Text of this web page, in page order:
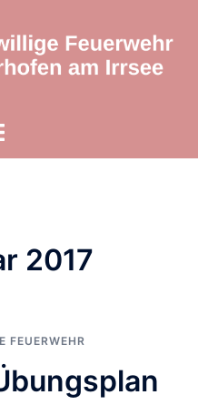
2017
FEUERWEHR